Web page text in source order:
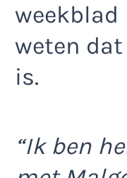
weekblad
weten dat
is.
“Ik ben